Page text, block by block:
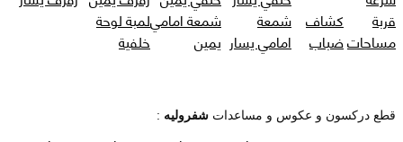
قربة
مساحات
كشاف
ضباب
شمعة
امامي يسار
شمعة امامي
يمين
لمبة لوحة
خلفية
قطع دركسون و عكوس و مساعدات شفروليه :